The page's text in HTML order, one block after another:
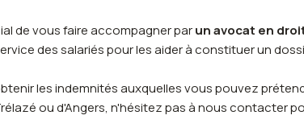
de vous faire accompagner parun avocat en
des salariés pour les aider à constituer un
les indemnités auxquelles vous pouvez
ou d'Angers, n'hésitez pas à nous contacter